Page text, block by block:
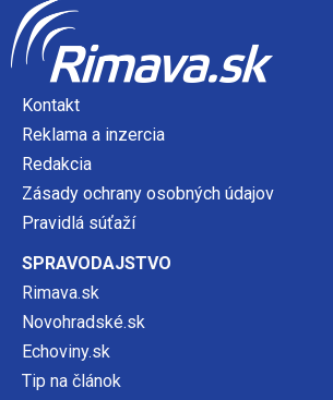
Kontakt
Reklama a inzercia
Redakcia
Zásady ochrany osobných údajov
Pravidlá súťaží
SPRAVODAJSTVO
Rimava.sk
Novohradské.sk
Echoviny.sk
Tip na článok